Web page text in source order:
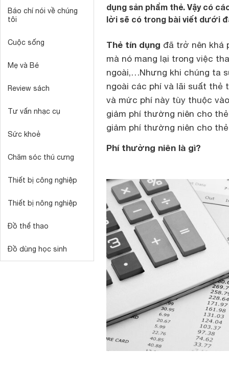
Báo chí nói về chúng
tôi
Cuộc sống
Mẹ và Bé
Review sách
Tư vấn nhạc cụ
Sức khoẻ
Chăm sóc thú cưng
Thiết bị công nghiệp
Thiết bị nông nghiệp
Đồ thể thao
Đồ dùng học sinh
dụng sản phẩm thẻ. Vậy có
lời sẽ có trong bài viết dưới
Thẻ tín dụng đã trở nên khá
mà nó mang lại trong việc
ngoài,…Nhưng khi chúng ta
ngoài các phí và lãi suất thẻ
và mức phí này tùy thuộc
giảm phí thường niên cho
giảm phí thường niên cho
Phí thường niên là gì?